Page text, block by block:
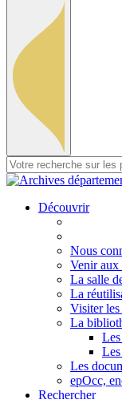
Découvrir
Nous
Venir aux
La salle
La
Visiter les
La
Les
epOcc,
Rechercher